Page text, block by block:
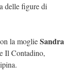
delle figure di
la moglieSandra
Il Contadino,